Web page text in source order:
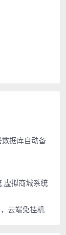
据库自动备
虚拟商城系统
云端免挂机